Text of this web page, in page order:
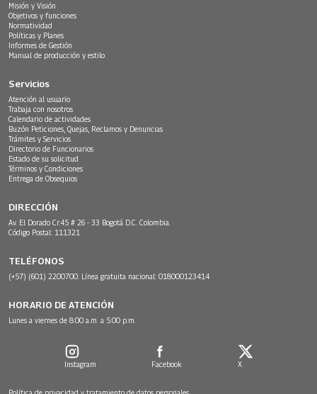
Misión y Visión
Objetivos y funciones
Normatividad
Políticas y Planes
Informes de Gestión
Manual de producción y estilo
Servicios
Atención al usuario
Trabaja con nosotros
Calendario de actividades
Buzón Peticiones, Quejas, Reclamos y Denuncias
Trámites y Servicios
Directorio de Funcionarios
Estado de su solicitud
Términos y Condiciones
Entrega de Obsequios
DIRECCIÓN
Av. El Dorado Cr.45 # 26 - 33 Bogotá D.C. Colombia.
Código Postal: 111321
TELÉFONOS
(+57) (601) 2200700. Línea gratuita nacional: 018000123414
HORARIO DE ATENCIÓN
Lunes a viernes de 8:00 a.m. a 5:00 p.m.
Instagram Facebook X